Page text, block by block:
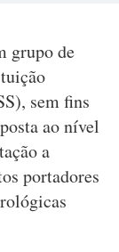
grupo de
sem fins
ao nível
a
portadores